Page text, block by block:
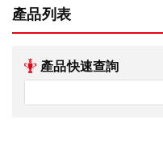
產品列表
產品快速查詢